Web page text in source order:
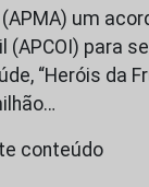
um
para
“Heróis da
conteúdo